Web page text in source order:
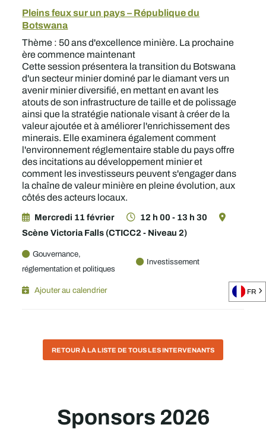
Pleins feux sur un pays – République du
Botswana
Thème : 50 ans d'excellence minière. La prochaine
ère commence maintenant
Cette session présentera la transition du Botswana
d'un secteur minier dominé par le diamant vers un
avenir minier diversifié, en mettant en avant les
atouts de son infrastructure de taille et de polissage
ainsi que la stratégie nationale visant à créer de la
valeur ajoutée et à améliorer l'enrichissement des
minerais. Elle examinera également comment
l'environnement réglementaire stable du pays offre
des incitations au développement minier et
comment les investisseurs peuvent s'engager dans
la chaîne de valeur minière en pleine évolution, aux
côtés des acteurs locaux.
Mercredi 11 février
12 h 00 - 13 h 30
Scène Victoria Falls (CTICC2 - Niveau 2)
Gouvernance,
réglementation et politiques
Investissement
Ajouter au calendrier
RETOUR À LA LISTE DE TOUS LES INTERVENANTS
Sponsors 2026
FR